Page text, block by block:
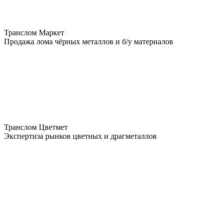
Транслом Маркет
Продажа лома чёрных металлов и б/у материалов
Транслом Цветмет
Экспертиза рынков цветных и драгметаллов